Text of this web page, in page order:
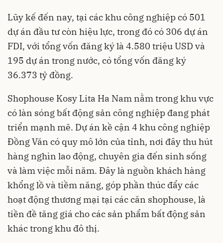
Lũy kế đến nay, tại các khu công nghiệp có 501
dự án đầu tư còn hiệu lực, trong đó có 306 dự án
FDI, với tổng vốn đăng ký là 4.580 triệu USD và
195 dự án trong nước, có tổng vốn đăng ký
36.373 tỷ đồng.
Shophouse Kosy Lita Ha Nam nằm trong khu vực
có làn sóng bất động sản công nghiệp đang phát
triển mạnh mẽ. Dự án kề cận 4 khu công nghiệp
Đồng Văn có quy mô lớn của tỉnh, nơi đây thu hút
hàng nghìn lao động, chuyên gia đến sinh sống
và làm việc mỗi năm. Đây là nguồn khách hàng
khổng lồ và tiềm năng, góp phần thúc đẩy các
hoạt động thương mại tại các căn shophouse, là
tiền đề tăng giá cho các sản phẩm bất động sản
khác trong khu đô thị.